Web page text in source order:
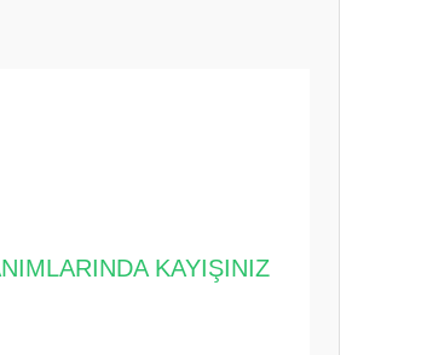
KAYIŞINIZ